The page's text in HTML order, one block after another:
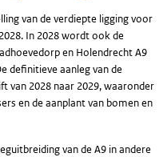
van de verdiepte ligging voor
In 2028 wordt ook de
en Holendrecht A9
definitieve aanleg van de
van 2028 naar 2029, waaronder
en de aanplant van bomen en
van de A9 in andere